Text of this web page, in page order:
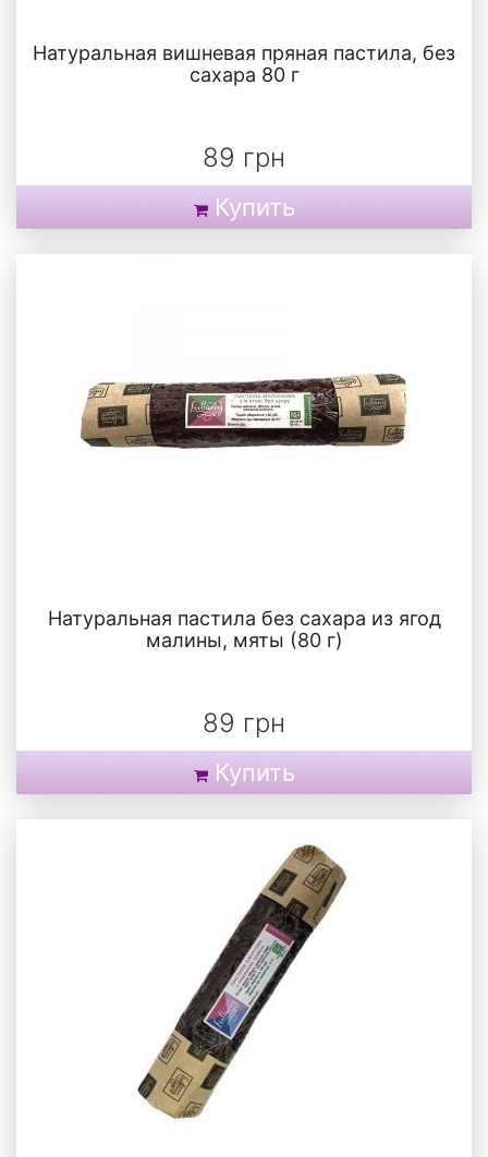
Натуральная вишневая пряная пастила, без
сахара 80 г
89 грн
Купить
Натуральная пастила без сахара из ягод
малины, мяты (80 г)
89 грн
Купить